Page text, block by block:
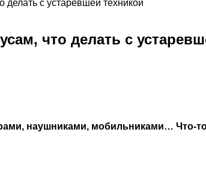
с устаревшей техникой
что делать с
наушниками, мобильниками… Что-